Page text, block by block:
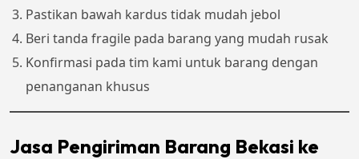
Pastikan bawah kardus tidak mudah jebol
Beri tanda fragile pada barang yang mudah rusak
Konfirmasi pada tim kami untuk barang dengan
penanganan khusus
Jasa Pengiriman Barang Bekasi ke